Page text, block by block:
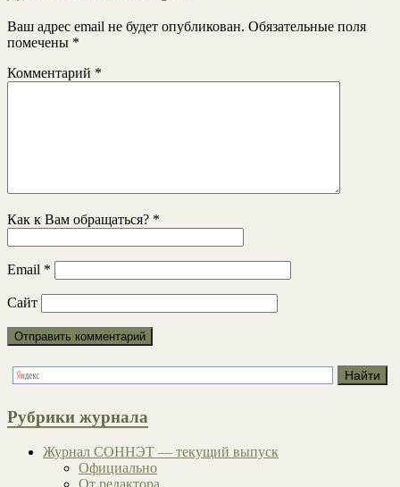
Ваш адрес email не будет опубликован. Обязательные поля
помечены *
Комментарий *
Как к Вам обращаться? *
Email *
Сайт
Рубрики журнала
Журнал СОННЭТ — текущий выпуск
Официально
От редактора